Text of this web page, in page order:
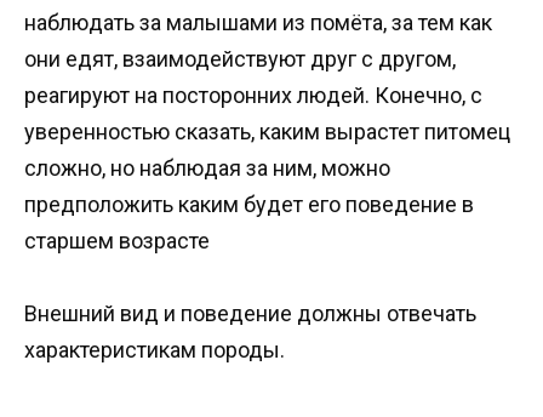
наблюдать за малышами из помёта, за тем как
они едят, взаимодействуют друг с другом,
реагируют на посторонних людей. Конечно, с
уверенностью сказать, каким вырастет питомец
сложно, но наблюдая за ним, можно
предположить каким будет его поведение в
старшем возрасте
Внешний вид и поведение должны отвечать
характеристикам породы.